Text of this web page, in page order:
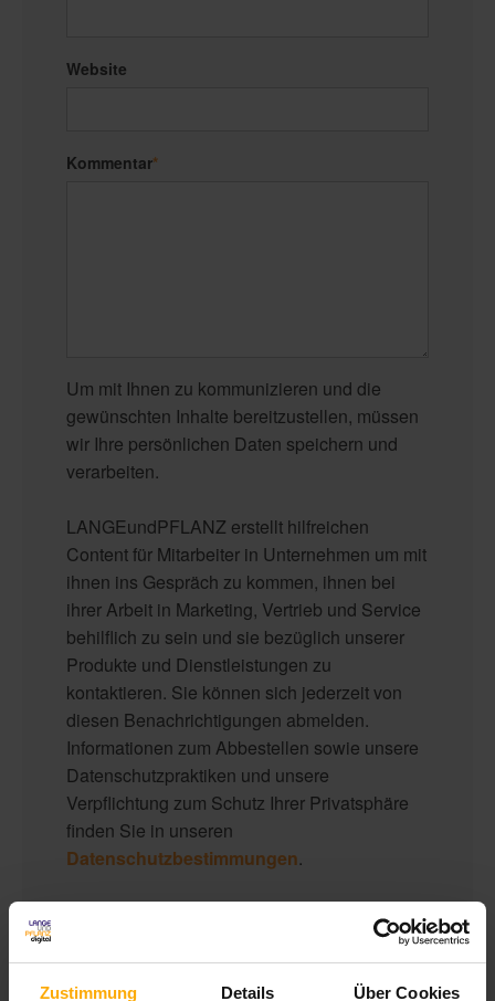
Zustimmung Details Über Cookies
Website
Kommentar*
Um mit Ihnen zu kommunizieren und die
gewünschten Inhalte bereitzustellen, müssen
wir Ihre persönlichen Daten speichern und
verarbeiten.
LANGEundPFLANZ erstellt hilfreichen
Content für Mitarbeiter in Unternehmen um mit
ihnen ins Gespräch zu kommen, ihnen bei
ihrer Arbeit in Marketing, Vertrieb und Service
behilflich zu sein und sie bezüglich unserer
Produkte und Dienstleistungen zu
kontaktieren. Sie können sich jederzeit von
diesen Benachrichtigungen abmelden.
Informationen zum Abbestellen sowie unsere
Datenschutzpraktiken und unsere
Verpflichtung zum Schutz Ihrer Privatsphäre
finden Sie in unseren
Datenschutzbestimmungen.